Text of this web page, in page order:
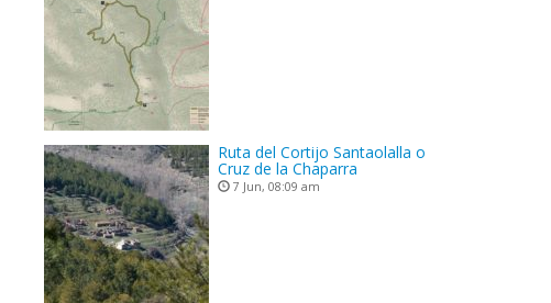
Ruta del Cortijo Santaolalla o
Cruz de la Chaparra
7 Jun, 08:09 am